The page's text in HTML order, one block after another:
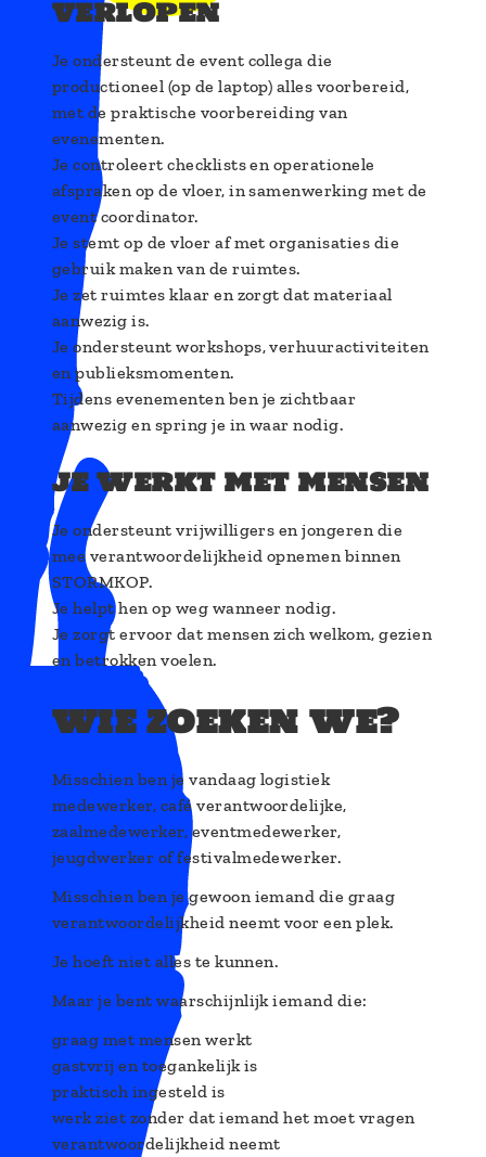
verlopen
Je ondersteunt de event collega die
productioneel (op de laptop) alles voorbereid,
met de praktische voorbereiding van
evenementen.
Je controleert checklists en operationele
afspraken op de vloer, in samenwerking met de
event coordinator.
Je stemt op de vloer af met organisaties die
gebruik maken van de ruimtes.
Je zet ruimtes klaar en zorgt dat materiaal
aanwezig is.
Je ondersteunt workshops, verhuuractiviteiten
en publieksmomenten.
Tijdens evenementen ben je zichtbaar
aanwezig en spring je in waar nodig.
je werkt met mensen
Je ondersteunt vrijwilligers en jongeren die
mee verantwoordelijkheid opnemen binnen
STORMKOP.
Je helpt hen op weg wanneer nodig.
Je zorgt ervoor dat mensen zich welkom, gezien
en betrokken voelen.
wie zoeken we?
Misschien ben je vandaag logistiek
medewerker, café verantwoordelijke,
zaalmedewerker, eventmedewerker,
jeugdwerker of festivalmedewerker.
Misschien ben je gewoon iemand die graag
verantwoordelijkheid neemt voor een plek.
Je hoeft niet alles te kunnen.
Maar je bent waarschijnlijk iemand die:
graag met mensen werkt
gastvrij en toegankelijk is
praktisch ingesteld is
werk ziet zonder dat iemand het moet vragen
verantwoordelijkheid neemt